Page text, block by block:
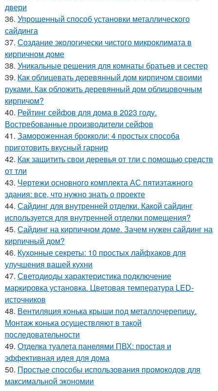
двери
36. Упрощенный способ установки металлического
сайдинга
37. Создание экологически чистого микроклимата в
кирпичном доме
38. Уникальные решения для комнаты братьев и сестер
39. Как облицевать деревянный дом кирпичом своими
руками. Как обложить деревянный дом облицовочным
кирпичом?
40. Рейтинг сейфов для дома в 2023 году.
Востребованные производители сейфов
41. Замороженная брокколи: 4 простых способа
приготовить вкусный гарнир
42. Как защитить свои деревья от тли с помощью средств
от тли
43. Чертежи основного комплекта АС пятиэтажного
здания: все, что нужно знать о проекте
44. Сайдинг для внутренней отделки. Какой сайдинг
используется для внутренней отделки помещения?
45. Сайдинг на кирпичном доме. Зачем нужен сайдинг на
кирпичный дом?
46. Кухонные секреты: 10 простых лайфхаков для
улучшения вашей кухни
47. Светодиоды характеристика подключение
маркировка установка. Цветовая температура LED-
источников
48. Вентиляция конька крыши под металлочерепицу.
Монтаж конька осуществляют в такой
последовательности
49. Отделка туалета панелями ПВХ: простая и
эффективная идея для дома
50. Простые способы использования промокодов для
максимальной экономии